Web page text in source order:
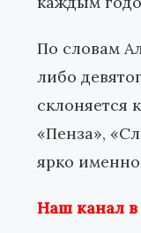
По словам
либо
склоняется
«Пенза»,
ярко
Наш канал в